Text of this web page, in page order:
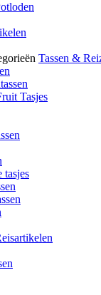
Tassen &
Tasjes
tasjes